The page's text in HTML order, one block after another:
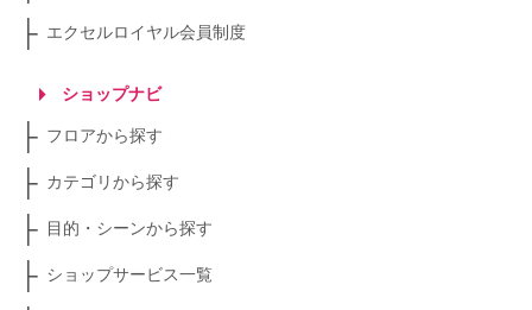
エクセルロイヤル会員制度
ショップナビ
フロアから探す
カテゴリから探す
目的・シーンから探す
ショップサービス一覧